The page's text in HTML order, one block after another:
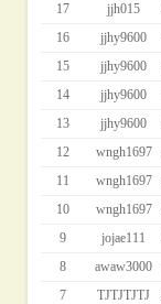
17 jjh015
16
jjhy9600
15
jjhy9600
14
jjhy9600
13
jjhy9600
12
wngh1697
11
wngh1697
10
wngh1697
9
jojae111
8
awaw3000
7
TJTJTJTJ